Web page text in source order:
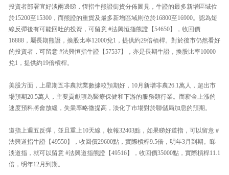
投資者部署宜好淡兩邊睇，恆指牛熊證街貨分佈圖見，牛證的最多新增區域位
於15200至15300，而熊證的重貨及最多新增區域則位於16800至16900。認為短
線反彈後有可能回吐的投資，可留意 #法興恒指熊證【54650】，收回價
16888，屬長期熊證，換股比率12000兌1，提供約29倍槓桿。對於後市仍然看好
的投資者，可留意 #法興恒指牛證【57537】，亦是長期牛證，換股比率10000
兌1，提供約19倍槓桿。
美股方面，上星期五非農就業數據較預期好，10月新增非農26.1萬人，超出市
場預期20.5萬人，主要貢獻項為醫療保健和下游的服務類行業。而薪金上漲的
速度預料將會放緩，失業率略微提高，淡化了市場對於聯儲局加息的預期。
道指上週五反彈，並且重上10天線，收報32403點，如果睇好道指，可以留意 #
法興道指牛證【49550】，收回價29600點，實際槓桿9.5倍，明年3月到期。睇
淡道指，就可以留意 #法興道指熊證【49516】，收回價35000點，實際槓桿11.1
倍，明年12月到期。